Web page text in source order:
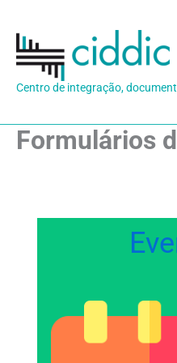
para
conteúdo
Centro de integração,
Formulários